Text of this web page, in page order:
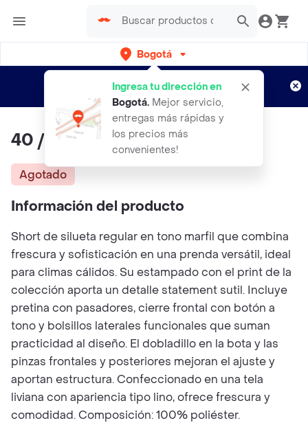
Bogotá
Ingresa tu dirección en
Bogotá. Mejor servicio,
entregas más rápidas y
los precios más
convenientes!
envíos gratis por semanas
Aplican TyC
40 / Short Lazos - Marfil
Agotado
Información del producto
Short de silueta regular en tono marfil que combina
frescura y sofisticación en una prenda versátil, ideal
para climas cálidos. Su estampado con el print de la
colección aporta un detalle statement sutil. Incluye
pretina con pasadores, cierre frontal con botón a
tono y bolsillos laterales funcionales que suman
practicidad al diseño. El dobladillo en la bota y las
pinzas frontales y posteriores mejoran el ajuste y
aportan estructura. Confeccionado en una tela
liviana con apariencia tipo lino, ofrece frescura y
comodidad. Composición: 100% poliéster.